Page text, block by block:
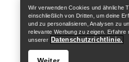
Wir verwenden Cookies und ähnliche
einschließlich von Dritten, um deine
und zu personalisieren, Analysen zu
relevante Werbung zu zeigen. Erfahre
unserer Datenschutzrichtlinie.